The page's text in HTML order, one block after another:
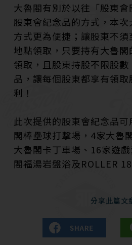
大魯閣有別於以往「股東
股東會紀念品的方式，本
方式更為便捷；讓股東不須
地點領取，只要持有大魯
領取，且股東持股不限股
品，讓每個股東都享有領
利！
此次提供的股東會紀念品
閣棒壘球打擊場，4家大魯
大魯閣卡丁車場、16家遊
閣福湯岩盤浴及ROLLER
分享此篇文